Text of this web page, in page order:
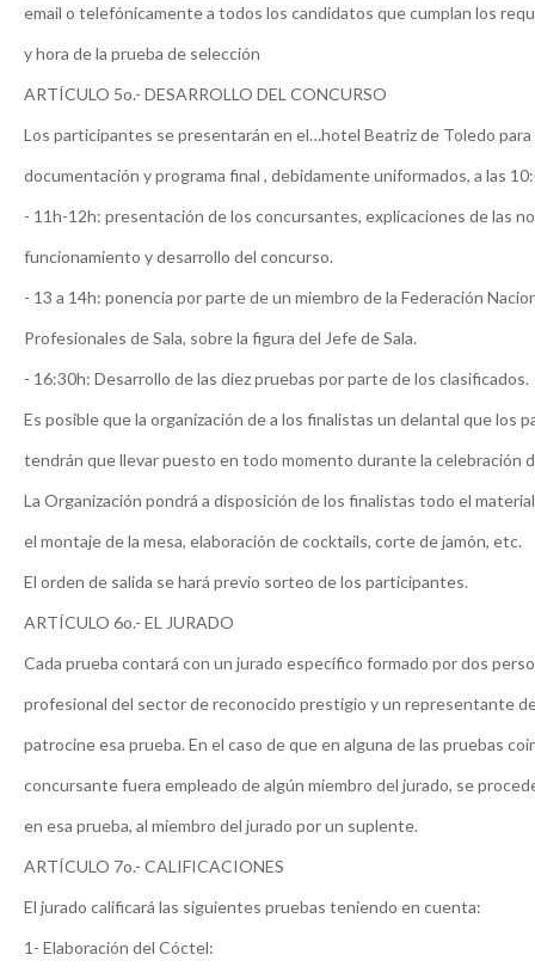
email o telefónicamente a todos los candidatos que cumplan los
y hora de la prueba de selección
ARTÍCULO 5o.- DESARROLLO DEL CONCURSO
Los participantes se presentarán en el…hotel Beatriz de Toledo
documentación y programa final , debidamente uniformados, a las
- 11h-12h: presentación de los concursantes, explicaciones de las
funcionamiento y desarrollo del concurso.
- 13 a 14h: ponencia por parte de un miembro de la Federación
Profesionales de Sala, sobre la figura del Jefe de Sala.
- 16:30h: Desarrollo de las diez pruebas por parte de los clasificados.
Es posible que la organización de a los finalistas un delantal que los
tendrán que llevar puesto en todo momento durante la celebración
La Organización pondrá a disposición de los finalistas todo el
el montaje de la mesa, elaboración de cocktails, corte de jamón, etc.
El orden de salida se hará previo sorteo de los participantes.
ARTÍCULO 6o.- EL JURADO
Cada prueba contará con un jurado específico formado por dos
profesional del sector de reconocido prestigio y un representante
patrocine esa prueba. En el caso de que en alguna de las pruebas
concursante fuera empleado de algún miembro del jurado, se
en esa prueba, al miembro del jurado por un suplente.
ARTÍCULO 7o.- CALIFICACIONES
El jurado calificará las siguientes pruebas teniendo en cuenta:
1- Elaboración del Cóctel: